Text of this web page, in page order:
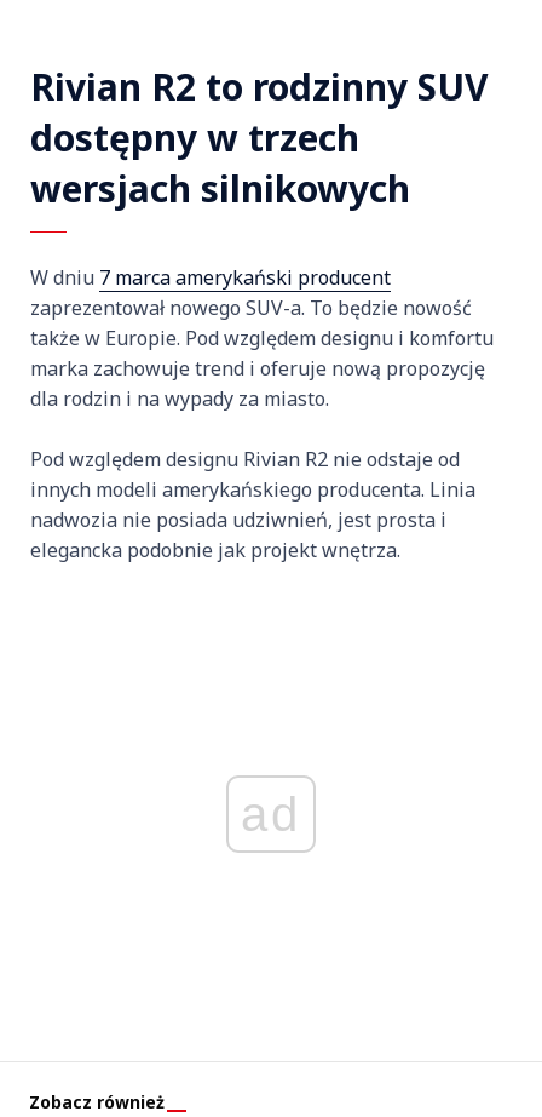
Rivian R2 to rodzinny SUV
dostępny w trzech
wersjach silnikowych
W dniu 7 marca amerykański producent
zaprezentował nowego SUV-a. To będzie nowość
także w Europie. Pod względem designu i komfortu
marka zachowuje trend i oferuje nową propozycję
dla rodzin i na wypady za miasto.
Pod względem designu Rivian R2 nie odstaje od
innych modeli amerykańskiego producenta. Linia
nadwozia nie posiada udziwnień, jest prosta i
elegancka podobnie jak projekt wnętrza.
ad
Zobacz również